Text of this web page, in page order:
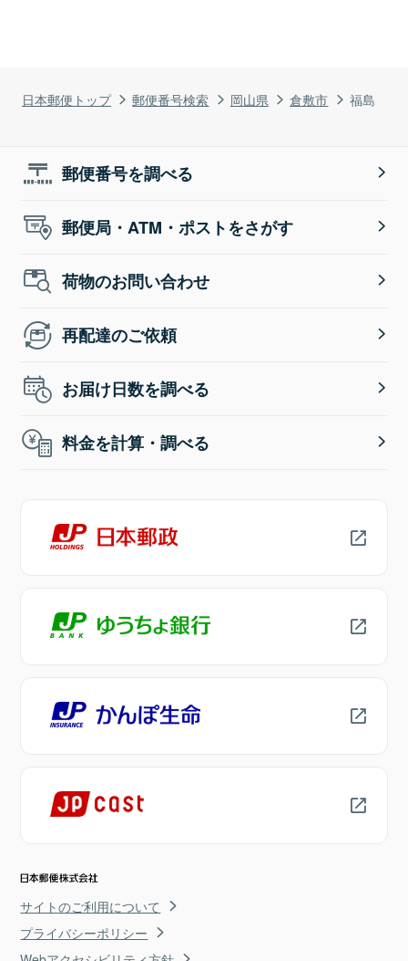
日本郵便トップ 郵便番号検索 岡山県 倉敷市 福島
郵便番号を調べる
郵便局・ATM・ポストをさがす
荷物のお問い合わせ
再配達のご依頼
お届け日数を調べる
料金を計算・調べる
サイトのご利用について
プライバシーポリシー